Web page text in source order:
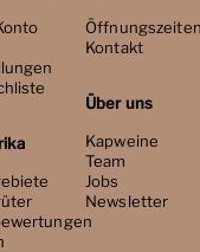
Kontakt
Über uns
Kapweine
Team
Jobs
Newsletter